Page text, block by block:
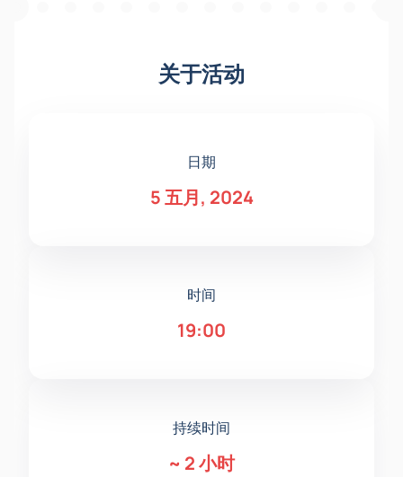
关于活动
日期
5 五月, 2024
时间
19:00
持续时间
~ 2 小时